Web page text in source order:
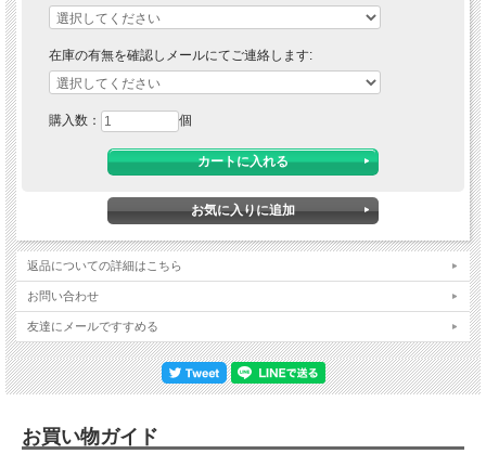
在庫の有無を確認しメールにてご連絡します:
購入数： 個
返品についての詳細はこちら
お問い合わせ
友達にメールですすめる
お買い物ガイド